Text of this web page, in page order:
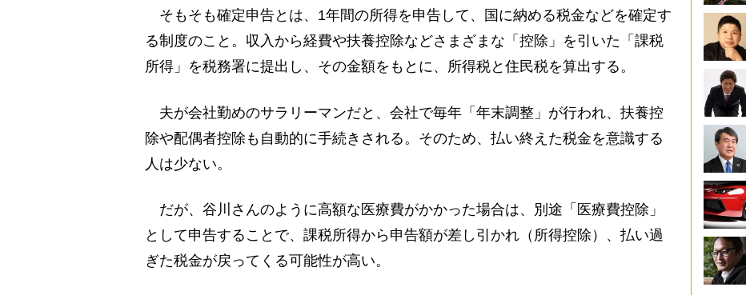
そもそも確定申告とは、1年間の所得を申告して、国に納める税金などを確定す
る制度のこと。収入から経費や扶養控除などさまざまな「控除」を引いた「課税
所得」を税務署に提出し、その金額をもとに、所得税と住民税を算出する。
夫が会社勤めのサラリーマンだと、会社で毎年「年末調整」が行われ、扶養控
除や配偶者控除も自動的に手続きされる。そのため、払い終えた税金を意識する
人は少ない。
だが、谷川さんのように高額な医療費がかかった場合は、別途「医療費控除」
として申告することで、課税所得から申告額が差し引かれ（所得控除）、払い過
ぎた税金が戻ってくる可能性が高い。